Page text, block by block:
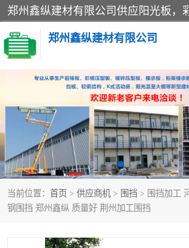
郑州鑫纵建材有限公司
当前位置： 首页 > 供应商机 > 围挡 > 围挡加工
钢围挡 郑州鑫纵 质量好 荆州加工围挡
高空瓦机租赁 ASA合
CZ型钢 FRP采
PC多层板 PC耐力
建筑围挡 楼层板